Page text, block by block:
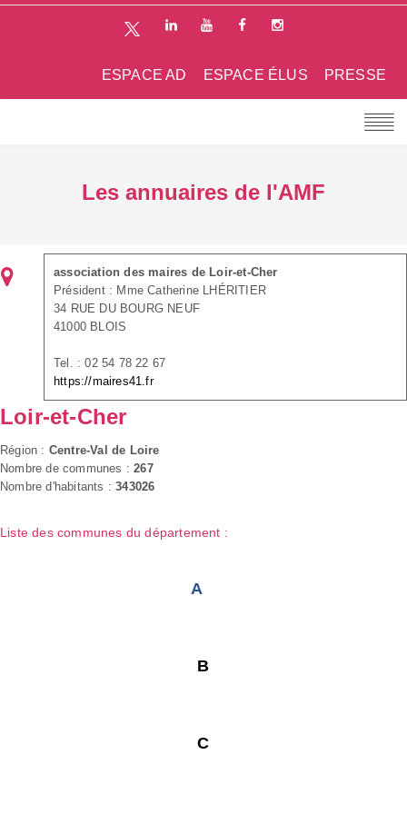
PRESSE
ESPACE ÉLUS
ESPACE AD
Les annuaires de l'AMF
association des maires de Loir-et-Cher
Président : Mme Catherine LHÉRITIER
34 RUE DU BOURG NEUF
41000 BLOIS
Tel. : 02 54 78 22 67
https://maires41.fr
Loir-et-Cher
Région : Centre-Val de Loire
Nombre de communes :267
Nombre d'habitants :343026
Liste des communes du département :
A
B
C